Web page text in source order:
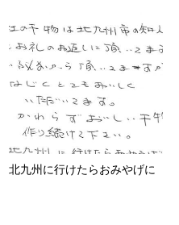
北九州に行けたらおみやげに